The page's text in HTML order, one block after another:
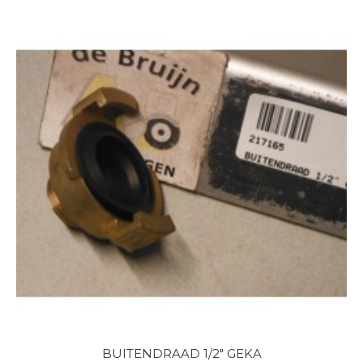
BUITENDRAAD 1/2" GEKA